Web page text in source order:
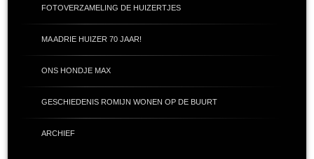
FOTOVERZAMELING DE HUIZERTJES
MA ADRIE HUIZER 70 JAAR!
ONS HONDJE MAX
GESCHIEDENIS ROMIJN WONEN OP DE BUURT
ARCHIEF